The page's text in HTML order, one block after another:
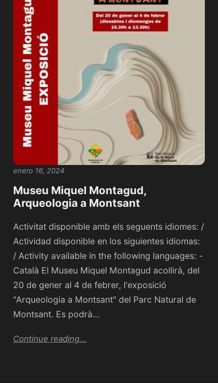
enero 16, 2024
Museu Miquel Montagud,
Arqueologia a Montsant
Activitat disponible amb els seguents idiomes: /
Actividad disponible en los siguientes idiomas:
/ Activity available in the following languages: -
Català El Museu Miquel Montagud acollirà, del
20 de gener al 4 de febrer, l'exposició
"Arqueologia a Montsant" del Parc Natural de
Montsant. Es podrà…
Continue reading...